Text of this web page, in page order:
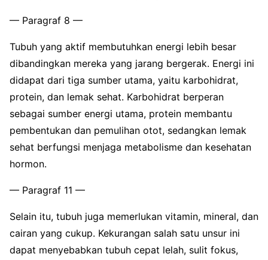
— Paragraf 8 —
Tubuh yang aktif membutuhkan energi lebih besar
dibandingkan mereka yang jarang bergerak. Energi ini
didapat dari tiga sumber utama, yaitu karbohidrat,
protein, dan lemak sehat. Karbohidrat berperan
sebagai sumber energi utama, protein membantu
pembentukan dan pemulihan otot, sedangkan lemak
sehat berfungsi menjaga metabolisme dan kesehatan
hormon.
— Paragraf 11 —
Selain itu, tubuh juga memerlukan vitamin, mineral, dan
cairan yang cukup. Kekurangan salah satu unsur ini
dapat menyebabkan tubuh cepat lelah, sulit fokus,